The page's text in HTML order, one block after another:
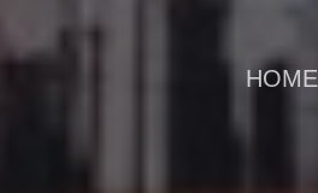
HOME